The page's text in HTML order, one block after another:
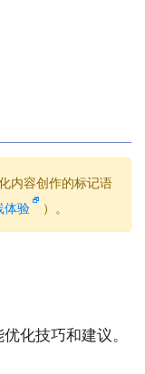
内容创作的标记语
体验 ）。
化技巧和建议。